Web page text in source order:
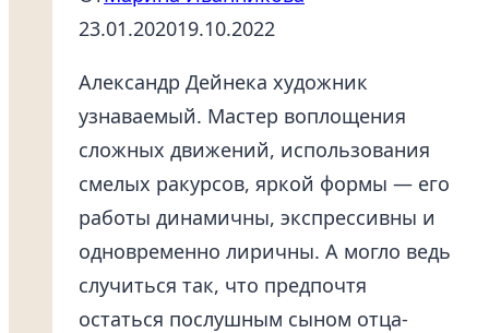
23.01.202019.10.2022
Александр Дейнека художник
узнаваемый. Мастер воплощения
сложных движений, использования
смелых ракурсов, яркой формы — его
работы динамичны, экспрессивны и
одновременно лиричны. А могло ведь
случиться так, что предпочтя
остаться послушным сыном отца-